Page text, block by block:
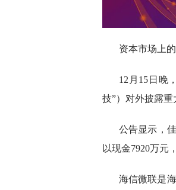
资本市场上
12月15日晚
技”）对外披露重
公告显示，
以现金7920万元
海信微联是